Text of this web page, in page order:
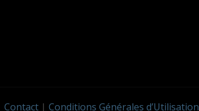
Contact| Conditions Générales d’Utilisation